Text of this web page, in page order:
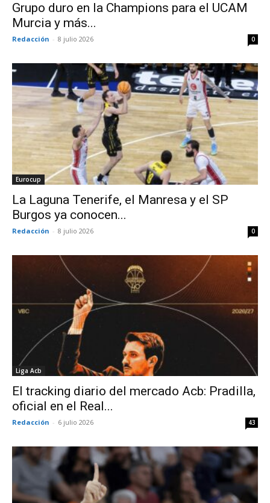
Grupo duro en la Champions para el UCAM
Murcia y más...
Redacción - 8 julio 2026 0
Eurocup
La Laguna Tenerife, el Manresa y el SP
Burgos ya conocen...
Redacción - 8 julio 2026 0
Liga Acb
El tracking diario del mercado Acb: Pradilla,
oficial en el Real...
Redacción - 6 julio 2026 43